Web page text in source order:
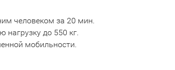
человеком за 20 мин.
до 550 кг.
мобильности.